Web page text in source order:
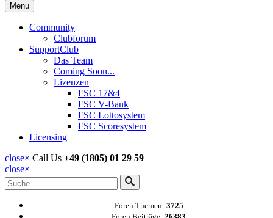
Menu
Community
Clubforum
SupportClub
Das Team
Coming Soon...
Lizenzen
FSC 17&4
FSC V-Bank
FSC Lottosystem
FSC Scoresystem
Licensing
close× Call Us +49 (1805) 01 29 59
close×
Foren Themen: 3725